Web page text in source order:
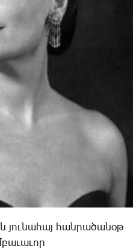
յու­նա­հայ հան­րա­ծա­նօթ